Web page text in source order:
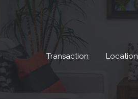
Transaction Location